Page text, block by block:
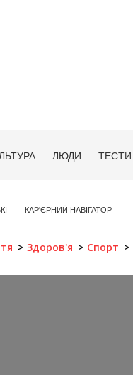
ЛЮДИ ТЕСТИ
КАР'ЄРНИЙ НАВІГАТОР
Здоров'я Спорт